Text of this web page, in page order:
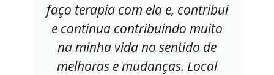
faço terapia com ela e, contribui
e continua contribuindo muito
na minha vida no sentido de
melhoras e mudanças. Local